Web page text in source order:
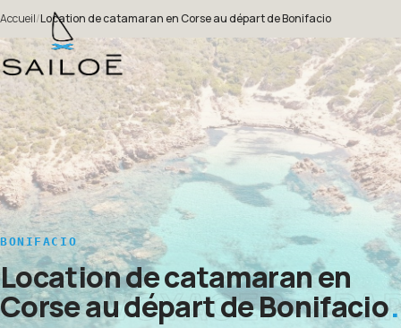
Accueil/Location de catamaran en Corse au départ de Bonifacio
BONIFACIO
Location de catamaran en
Corse au départ de Bonifacio